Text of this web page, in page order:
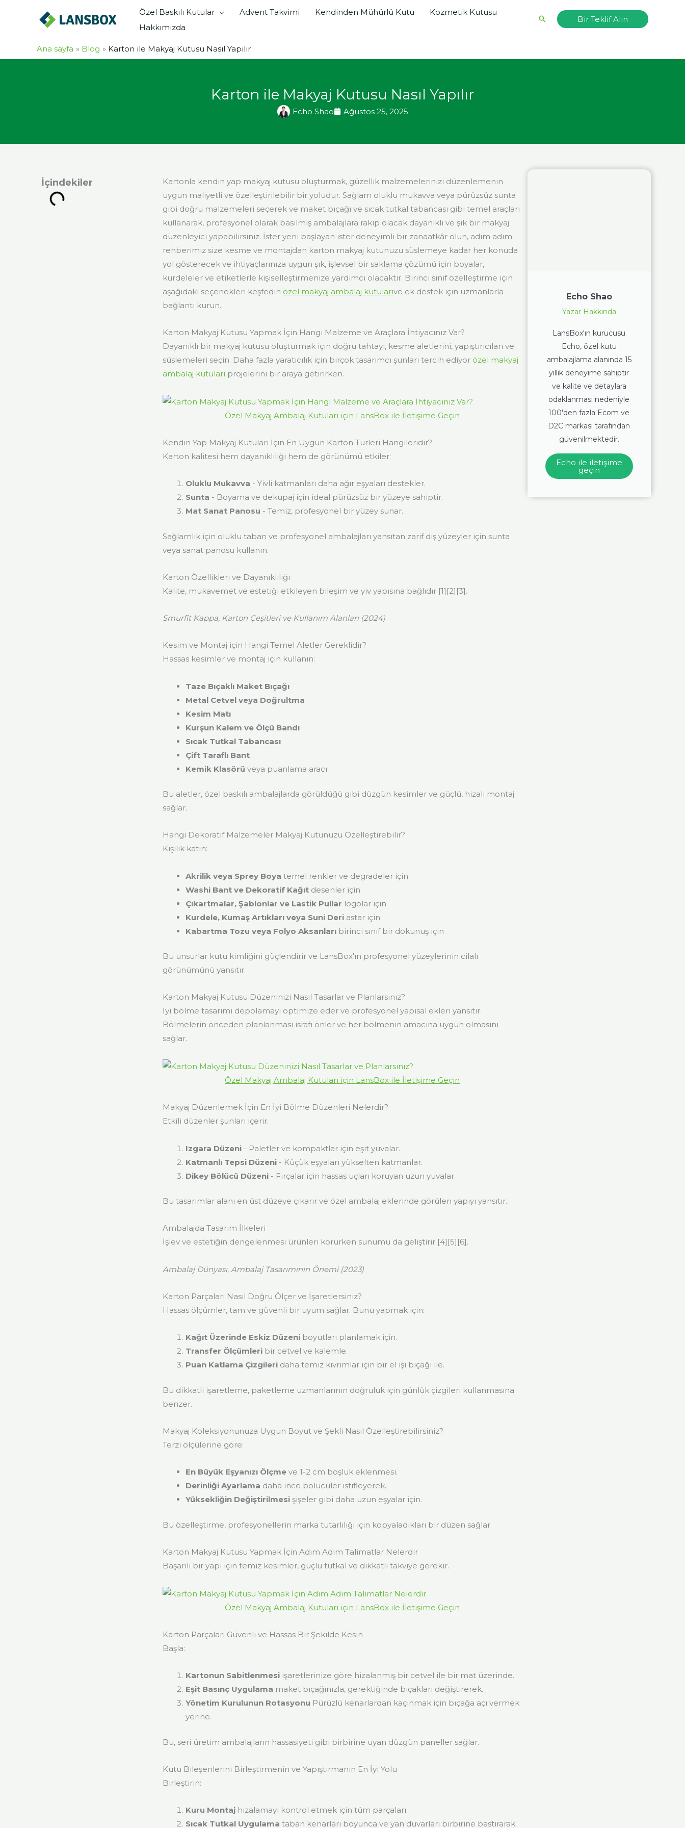
Özel Baskılı Kutular Advent Takvimi Kendinden Mühürlü Kutu
Kozmetik Kutusu
Hakkımızda
Arama Bir Teklif Alın
Ana sayfa Blog Karton ile Makyaj Kutusu Nasıl Yapılır
Karton ile Makyaj Kutusu Nasıl Yapılır
Echo Shao Ağustos 25, 2025
İçindekiler
Kartonla kendin yap makyaj kutusu oluşturmak, güzellik malzemelerinizi düzenlemenin
uygun maliyetli ve özelleştirilebilir bir yoludur. Sağlam oluklu mukavva veya pürüzsüz sunta
gibi doğru malzemeleri seçerek ve maket bıçağı ve sıcak tutkal tabancası gibi temel araçları
kullanarak, profesyonel olarak basılmış ambalajlara rakip olacak dayanıklı ve şık bir makyaj
düzenleyici yapabilirsiniz. İster yeni başlayan ister deneyimli bir zanaatkâr olun, adım adım
rehberimiz size kesme ve montajdan karton makyaj kutunuzu süslemeye kadar her konuda
yol gösterecek ve ihtiyaçlarınıza uygun şık, işlevsel bir saklama çözümü için boyalar,
kurdeleler ve etiketlerle kişiselleştirmenize yardımcı olacaktır. Birinci sınıf özelleştirme için
aşağıdaki seçenekleri keşfedin özel makyaj ambalaj kutularıve ek destek için uzmanlarla
bağlantı kurun.
Karton Makyaj Kutusu Yapmak İçin Hangi Malzeme ve Araçlara İhtiyacınız Var?
Dayanıklı bir makyaj kutusu oluşturmak için doğru tahtayı, kesme aletlerini, yapıştırıcıları ve
süslemeleri seçin. Daha fazla yaratıcılık için birçok tasarımcı şunları tercih ediyor özel makyaj
ambalaj kutuları projelerini bir araya getirirken.
Özel Makyaj Ambalaj Kutuları için LansBox ile İletişime Geçin
Kendin Yap Makyaj Kutuları İçin En Uygun Karton Türleri Hangileridir?
Karton kalitesi hem dayanıklılığı hem de görünümü etkiler:
Oluklu Mukavva - Yivli katmanları daha ağır eşyaları destekler.
Sunta - Boyama ve dekupaj için ideal pürüzsüz bir yüzeye sahiptir.
Mat Sanat Panosu - Temiz, profesyonel bir yüzey sunar.
Sağlamlık için oluklu taban ve profesyonel ambalajları yansıtan zarif dış yüzeyler için sunta
veya sanat panosu kullanın.
Karton Özellikleri ve Dayanıklılığı
Kalite, mukavemet ve estetiği etkileyen bileşim ve yiv yapısına bağlıdır [1][2][3].
Smurfit Kappa, Karton Çeşitleri ve Kullanım Alanları (2024)
Kesim ve Montaj için Hangi Temel Aletler Gereklidir?
Hassas kesimler ve montaj için kullanın:
Taze Bıçaklı Maket Bıçağı
Metal Cetvel veya Doğrultma
Kesim Matı
Kurşun Kalem ve Ölçü Bandı
Sıcak Tutkal Tabancası
Çift Taraflı Bant
Kemik Klasörü veya puanlama aracı
Bu aletler, özel baskılı ambalajlarda görüldüğü gibi düzgün kesimler ve güçlü, hizalı montaj
sağlar.
Hangi Dekoratif Malzemeler Makyaj Kutunuzu Özelleştirebilir?
Kişilik katın:
Akrilik veya Sprey Boya temel renkler ve degradeler için
Washi Bant ve Dekoratif Kağıt desenler için
Çıkartmalar, Şablonlar ve Lastik Pullar logolar için
Kurdele, Kumaş Artıkları veya Suni Deri astar için
Kabartma Tozu veya Folyo Aksanları birinci sınıf bir dokunuş için
Bu unsurlar kutu kimliğini güçlendirir ve LansBox'ın profesyonel yüzeylerinin cilalı
görünümünü yansıtır.
Karton Makyaj Kutusu Düzeninizi Nasıl Tasarlar ve Planlarsınız?
İyi bölme tasarımı depolamayı optimize eder ve profesyonel yapısal ekleri yansıtır.
Bölmelerin önceden planlanması israfı önler ve her bölmenin amacına uygun olmasını
sağlar.
Özel Makyaj Ambalaj Kutuları için LansBox ile İletişime Geçin
Makyaj Düzenlemek İçin En İyi Bölme Düzenleri Nelerdir?
Etkili düzenler şunları içerir:
Izgara Düzeni - Paletler ve kompaktlar için eşit yuvalar.
Katmanlı Tepsi Düzeni - Küçük eşyaları yükselten katmanlar.
Dikey Bölücü Düzeni - Fırçalar için hassas uçları koruyan uzun yuvalar.
Bu tasarımlar alanı en üst düzeye çıkarır ve özel ambalaj eklerinde görülen yapıyı yansıtır.
Ambalajda Tasarım İlkeleri
İşlev ve estetiğin dengelenmesi ürünleri korurken sunumu da geliştirir [4][5][6].
Ambalaj Dünyası, Ambalaj Tasarımının Önemi (2023)
Karton Parçaları Nasıl Doğru Ölçer ve İşaretlersiniz?
Hassas ölçümler, tam ve güvenli bir uyum sağlar. Bunu yapmak için:
Kağıt Üzerinde Eskiz Düzeni boyutları planlamak için.
Transfer Ölçümleri bir cetvel ve kalemle.
Puan Katlama Çizgileri daha temiz kıvrımlar için bir el işi bıçağı ile.
Bu dikkatli işaretleme, paketleme uzmanlarının doğruluk için günlük çizgileri kullanmasına
benzer.
Makyaj Koleksiyonunuza Uygun Boyut ve Şekli Nasıl Özelleştirebilirsiniz?
Terzi ölçülerine göre:
En Büyük Eşyanızı Ölçme ve 1-2 cm boşluk eklenmesi.
Derinliği Ayarlama daha ince bölücüler istifleyerek.
Yüksekliğin Değiştirilmesi şişeler gibi daha uzun eşyalar için.
Bu özelleştirme, profesyonellerin marka tutarlılığı için kopyaladıkları bir düzen sağlar.
Karton Makyaj Kutusu Yapmak İçin Adım Adım Talimatlar Nelerdir
Başarılı bir yapı için temiz kesimler, güçlü tutkal ve dikkatli takviye gerekir.
Özel Makyaj Ambalaj Kutuları için LansBox ile İletişime Geçin
Karton Parçaları Güvenli ve Hassas Bir Şekilde Kesin
Başla:
Kartonun Sabitlenmesi işaretlerinize göre hizalanmış bir cetvel ile bir mat üzerinde.
Eşit Basınç Uygulama maket bıçağınızla, gerektiğinde bıçakları değiştirerek.
Yönetim Kurulunun Rotasyonu Pürüzlü kenarlardan kaçınmak için bıçağa açı vermek
yerine.
Bu, seri üretim ambalajların hassasiyeti gibi birbirine uyan düzgün paneller sağlar.
Kutu Bileşenlerini Birleştirmenin ve Yapıştırmanın En İyi Yolu
Birleştirin:
Kuru Montaj hizalamayı kontrol etmek için tüm parçaları.
Sıcak Tutkal Uygulama taban kenarları boyunca ve yan duvarları birbirine bastırarak
Echo Shao
Yazar Hakkında
LansBox'ın kurucusu
Echo, özel kutu
ambalajlama alanında 15
yıllık deneyime sahiptir
ve kalite ve detaylara
odaklanması nedeniyle
100'den fazla Ecom ve
D2C markası tarafından
güvenilmektedir.
Echo ile iletişime
geçin